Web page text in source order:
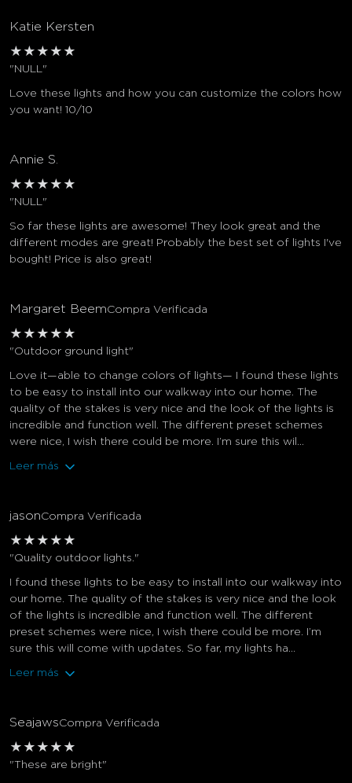
Katie Kersten
★ ★ ★ ★ ★
"NULL"
Love these lights and how you can customize the colors how
you want! 10/10
Annie S.
★ ★ ★ ★ ★
"NULL"
So far these lights are awesome! They look great and the
different modes are great! Probably the best set of lights I've
bought! Price is also great!
Margaret BeemCompra Verificada
★ ★ ★ ★ ★
"Outdoor ground light"
Love it—able to change colors of lights— I found these lights
to be easy to install into our walkway into our home. The
quality of the stakes is very nice and the look of the lights is
incredible and function well. The different preset schemes
were nice, I wish there could be more. I’m sure this wil...
Leer más
jasonCompra Verificada
★ ★ ★ ★ ★
"Quality outdoor lights."
I found these lights to be easy to install into our walkway into
our home. The quality of the stakes is very nice and the look
of the lights is incredible and function well. The different
preset schemes were nice, I wish there could be more. I’m
sure this will come with updates. So far, my lights ha...
Leer más
SeajawsCompra Verificada
★ ★ ★ ★ ★
"These are bright"